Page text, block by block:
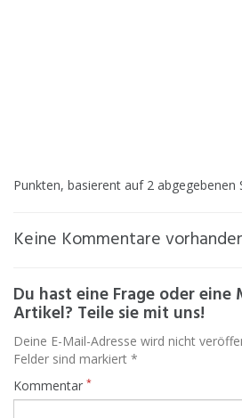
Punkten, basierent auf 2 abgegebenen
Keine Kommentare
Du hast eine Frage oder eine
Artikel? Teile sie mit uns!
Deine E-Mail-Adresse wird nicht
Felder sind markiert *
Kommentar *